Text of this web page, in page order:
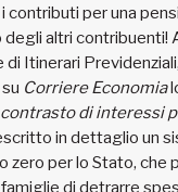
contributi per una
degli altri contribuenti!
di Itinerari
Corriere Economia
di interessi
in dettaglio un
zero per lo Stato,
di detrarre